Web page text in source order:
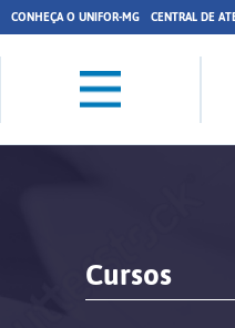
CONHEÇA O UNIFOR-MG CENTRAL DE
Cursos